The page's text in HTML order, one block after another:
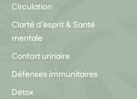
Circulation
Clarté d'esprit & Santé
mentale
Confort urinaire
Défenses immunitaires
Détox